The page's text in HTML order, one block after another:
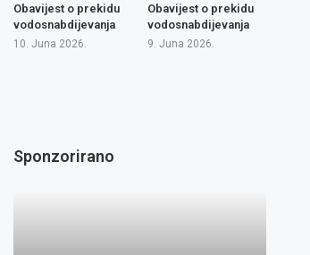
Obavijest o prekidu
vodosnabdijevanja
10. Juna 2026.
Obavijest o prekidu
vodosnabdijevanja
9. Juna 2026.
Sponzorirano